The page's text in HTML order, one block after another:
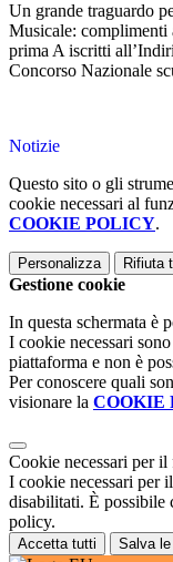
Un grande traguardo
Musicale: complimenti
prima A iscritti
Concorso Nazionale
Notizie
Questo sito o gli
cookie necessari al
COOKIE POLICY.
Personalizza Rifiuta
Gestione cookie
In questa schermata è
I cookie necessari
piattaforma e non è
Per conoscere quali
visionare la COOKIE
Cookie necessari per
I cookie necessari per
disabilitati. È possibile
policy.
Accetta tutti Salva